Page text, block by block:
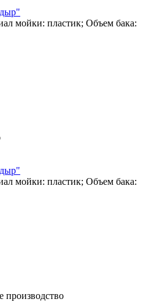
мойки: пластик; Объем бака:
мойки: пластик; Объем бака: